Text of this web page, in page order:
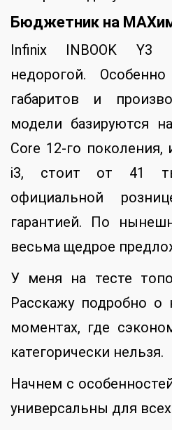
Бюджетник на
Infinix INBOOK Y3
недорогой.
габаритов и
модели базируются
Core 12-го
i3, стоит от 41
официальной
гарантией. По
весьма щедрое
У меня на тесте
Расскажу подробно о
моментах, где
категорически нельзя.
Начнем с
универсальны для